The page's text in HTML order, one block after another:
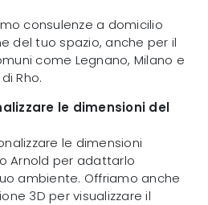
consulenze a domicilio
del tuo spazio, anche per il
come Legnano, Milano e
Rho.
le dimensioni del
le dimensioni
Arnold per adattarlo
ambiente. Offriamo anche
3D per visualizzare il